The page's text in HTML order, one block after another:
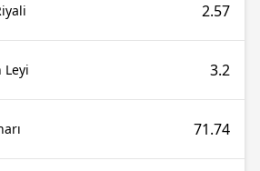
2.57
Leyi 3.2
71.74